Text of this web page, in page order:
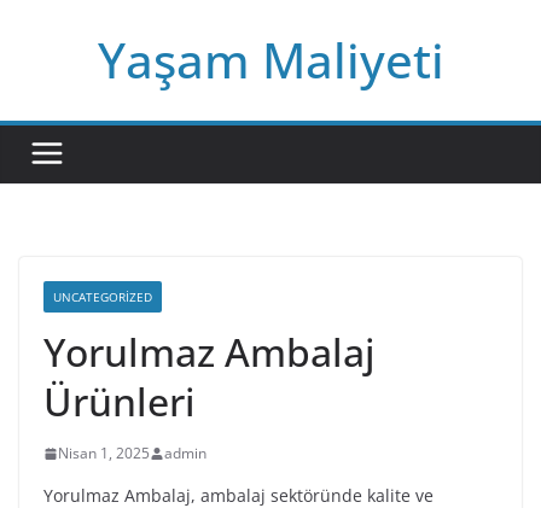
Yaşam Maliyeti
UNCATEGORIZED
Yorulmaz Ambalaj
Ürünleri
Nisan 1, 2025 admin
Yorulmaz Ambalaj, ambalaj sektöründe kalite ve